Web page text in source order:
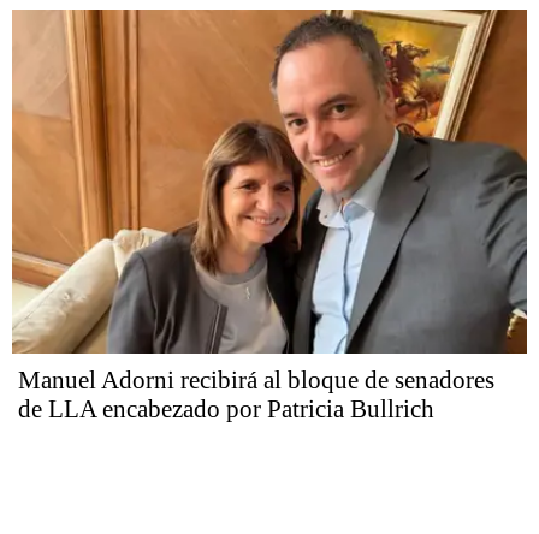
Manuel Adorni recibirá al bloque de senadores
de LLA encabezado por Patricia Bullrich